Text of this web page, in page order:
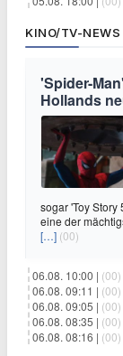
KINO/TV-NEWS
'Spider-
Hollands
sogar 'Toy
eine der
[…] (00)
06.08. 10:00 | (00)
06.08. 09:11 | (00)
06.08. 09:05 | (00)
06.08. 08:35 | (00)
06.08. 08:16 | (00)